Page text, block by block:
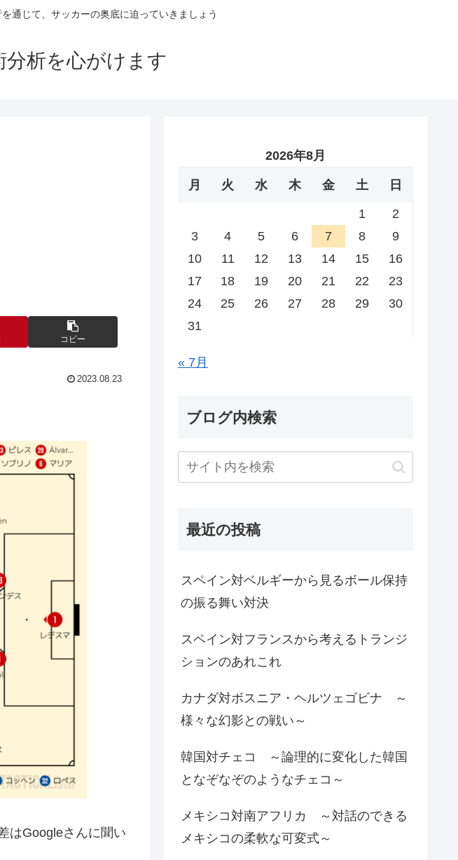
通じて、サッカーの奥底に迫っていきましょう
析を心がけます
コピー
2023.08.23
はGoogleさんに聞い
2026年8月
月 火 水 木 金 土 日
1
2
3
4 5 6 7 8
9
10
11 12 13 14 15
16
17
18 19 20 21 22
23
24
25 26 27 28 29
30
31
« 7月
ブログ内検索
最近の投稿
スペイン対ベルギーから見るボール保持
の振る舞い対決
スペイン対フランスから考えるトランジ
ションのあれこれ
カナダ対ボスニア・ヘルツェゴビナ ～
様々な幻影との戦い～
韓国対チェコ ～論理的に変化した韓国
となぞなぞのようなチェコ～
メキシコ対南アフリカ ～対話のできる
メキシコの柔軟な可変式～